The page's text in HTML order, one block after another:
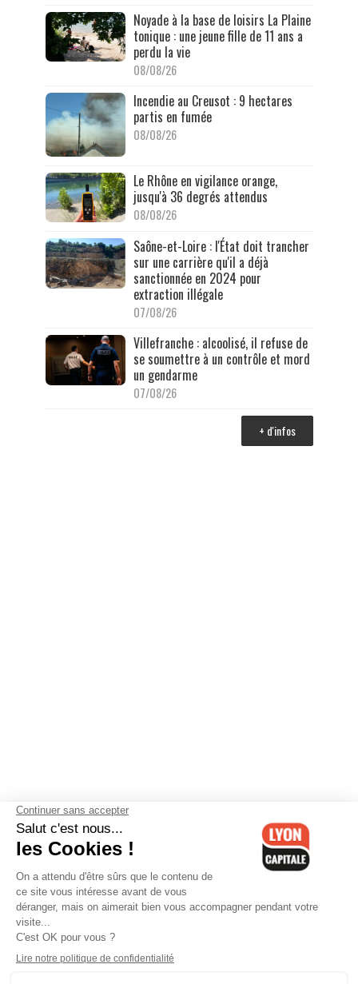
Noyade à la base de loisirs La Plaine
tonique : une jeune fille de 11 ans a
perdu la vie
08/08/26
Incendie au Creusot : 9 hectares
partis en fumée
08/08/26
Le Rhône en vigilance orange,
jusqu'à 36 degrés attendus
08/08/26
Saône-et-Loire : l'État doit trancher
sur une carrière qu'il a déjà
sanctionnée en 2024 pour
extraction illégale
07/08/26
Villefranche : alcoolisé, il refuse de
se soumettre à un contrôle et mord
un gendarme
07/08/26
+ d'infos